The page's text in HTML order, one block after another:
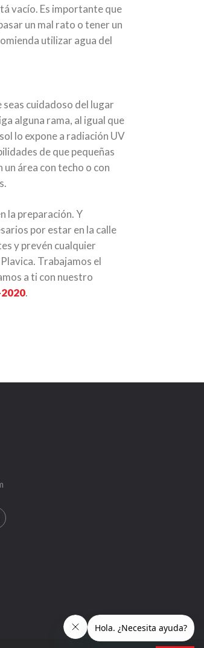
vacío. Es importante que
un mal rato o tener un
utilizar agua del
cuidadoso del lugar
alguna rama, al igual que
lo expone a radiación UV
de que pequeñas
área con techo o con
la preparación. Y
por estar en la calle
y prevén cualquier
Trabajamos el
a ti con nuestro
.